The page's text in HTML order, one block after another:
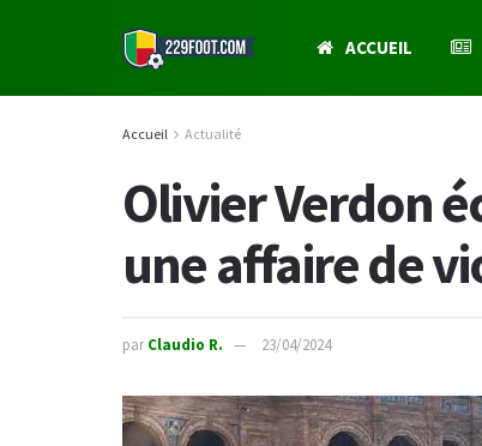
ACCUEIL
Accueil Actualité
Olivier Verdon
une affaire de
par Claudio R. 23/04/2024